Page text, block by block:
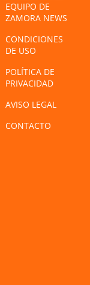
EQUIPO DE
ZAMORA NEWS
CONDICIONES
DE USO
POLÍTICA DE
PRIVACIDAD
AVISO LEGAL
CONTACTO